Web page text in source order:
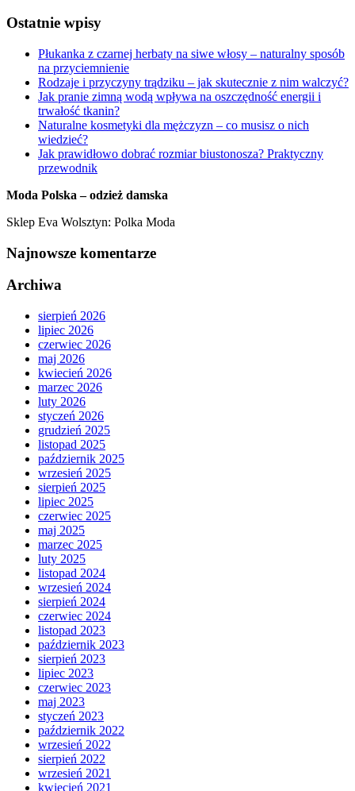
Ostatnie wpisy
Płukanka z czarnej herbaty na siwe włosy – naturalny sposób
na przyciemnienie
Rodzaje i przyczyny trądziku – jak skutecznie z nim walczyć?
Jak pranie zimną wodą wpływa na oszczędność energii i
trwałość tkanin?
Naturalne kosmetyki dla mężczyzn – co musisz o nich
wiedzieć?
Jak prawidłowo dobrać rozmiar biustonosza? Praktyczny
przewodnik
Moda Polska – odzież damska
Sklep Eva Wolsztyn: Polka Moda
Najnowsze komentarze
Archiwa
sierpień 2026
lipiec 2026
czerwiec 2026
maj 2026
kwiecień 2026
marzec 2026
luty 2026
styczeń 2026
grudzień 2025
listopad 2025
październik 2025
wrzesień 2025
sierpień 2025
lipiec 2025
czerwiec 2025
maj 2025
marzec 2025
luty 2025
listopad 2024
wrzesień 2024
sierpień 2024
czerwiec 2024
listopad 2023
październik 2023
sierpień 2023
lipiec 2023
czerwiec 2023
maj 2023
styczeń 2023
październik 2022
wrzesień 2022
sierpień 2022
wrzesień 2021
kwiecień 2021